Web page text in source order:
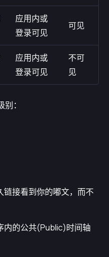
应用内或
登录可见
可见
应用内或
登录可见
不可
见
：
链接看到你的嘟文，而不
内的公共(Public)时间轴